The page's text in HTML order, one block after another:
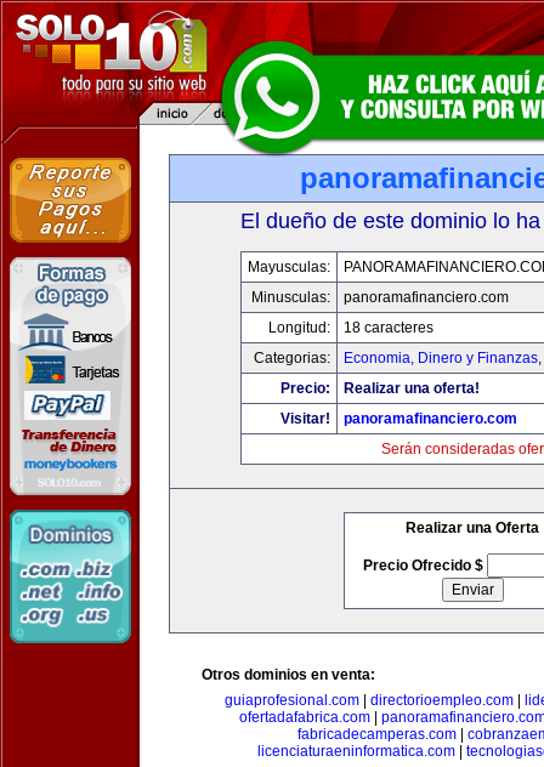
El dueño de este dominio lo
Mayusculas:
Minusculas:
panoramafinanciero.com
Longitud:
18 caracteres
Categorias:
Economia, Dinero y Finanzas,
Precio:
Realizar una oferta!
Visitar!
panoramafinanciero.com
Serán consideradas
Realizar una Oferta
Precio Ofrecido $
Otros dominios en venta:
guiaprofesional.com| directorioempleo.com|
ofertadafabrica.com|
fabricadecamperas.com
licenciaturaeninformatica.com|